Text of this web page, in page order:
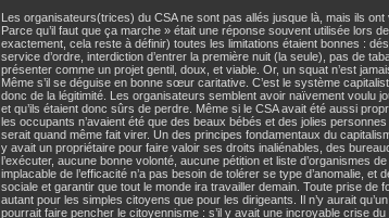
Les organisateurs(trices) du CSA ne sont pas allés jusque là, mais ils ont
Parce qu’il faut que ça marche » était une réponse souvent utilisée lors
exactement, cela reste à définir) toutes les limitations étaient bonnes :
service d’ordre, interdiction d’entrer la première nuit (la seule), pas de
présenter comme un projet gentil, doux, et viable. Or, un squat n’est
Même s’il se déguise en bonne sœur caritative. C’est le système
donc de la légitimité. Les organisateurs semblent avoir naïvement voulu
et qu’ils étaient donc sûrs de perdre. Même si le CSA avait été aussi
les occupants n’avaient été que des beaux bébés et des jolies
serait quand même fait virer. Un des principes fondamentaux du
y avait un propriétaire pour faire valoir ses droits inaliénables, des
l’exécuter, aucune bonne volonté, aucune pétition et liste d’organismes
implacable de l’efficacité n’a pas besoin de tolérer se type d’anomalie,
sociale et garantir que tout le monde ira travailler demain. Toute prise de
autant pour les simples citoyens que pour les dirigeants. Il n’y aurait
pourrait faire pencher le citoyennisme : s’il y avait une incroyable crise